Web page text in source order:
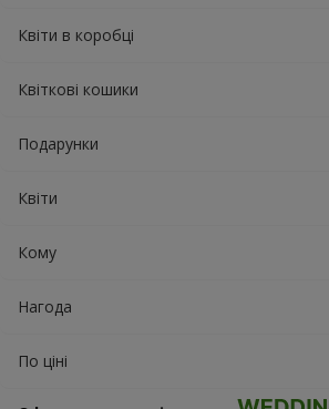
Квіти в коробці
Квіткові кошики
Подарунки
Квіти
Кому
Нагода
По ціні